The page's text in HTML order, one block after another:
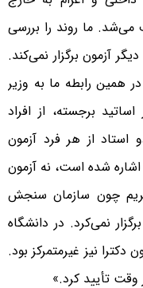
می‌شد. ما روند را بررسی
کردیم. دیدیم سازمان سنجش از سال ۸۱ دیگر آزمون برگزار نمی‌کند.
همین رابطه ما به وزیر
برجسته، از افراد
از هر فرد آزمون
اشاره شده است، نه آزمون
چون سازمان سنجش
نمی‌کرد. در دانشگاه
نیز غیرمتمرکز بود.
وقت تأیید کرد.»